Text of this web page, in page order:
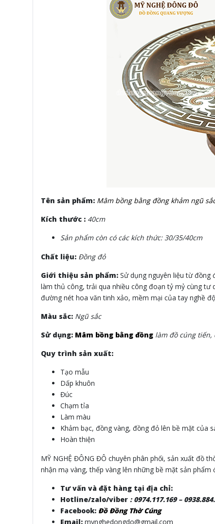
Tên sản phẩm: Mâm bồng bằng đồng khảm ngũ
Kích thước : 40cm
Sản phẩm còn có các kích thức: 30/35/40cm
Chất liệu: Đồng đỏ
Giới thiệu sản phẩm: Sử dụng nguyên liệu từ đồng
làm thủ công, trải qua nhiều công đoạn tỷ mỷ cùng
đường nét hoa văn tinh xảo, mềm mại của tay nghề
Màu sắc: Ngũ sắc
Sử dụng: Mâm bồng bằng đồng làm đồ cúng
Quy trình sản xuất:
Tạo mẫu
Dấp khuôn
Đúc
Chạm tỉa
Làm màu
Khảm bạc, đồng vàng, đồng đỏ lên bề mặt của
Hoàn thiện
MỸ NGHỆ ĐÔNG ĐÔ chuyên phân phối, sản xuất đồ
nhận mạ vàng, thếp vàng lên những bề mặt sản
Tư vấn và đặt hàng tại địa chỉ:
Hotline/zalo/viber : 0974.117.169 –
Facebook: Đồ Đồng Thờ Cúng
Email: mynghedongdo@gmail.com